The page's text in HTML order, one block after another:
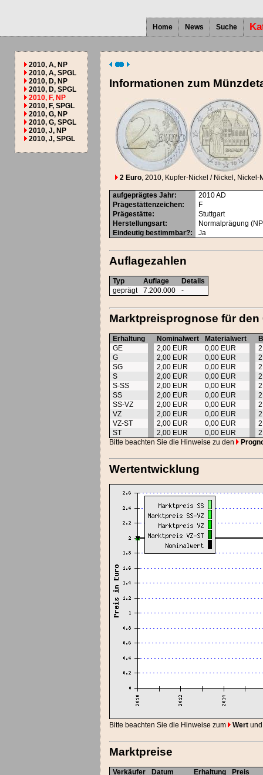
Home News Suche
2010, A, NP
2010, A, SPGL
2010, D, NP
2010, D, SPGL
2010, F, NP
2010, F, SPGL
2010, G, NP
2010, G, SPGL
2010, J, NP
2010, J, SPGL
Informationen zum
2 Euro, 2010, Kupfer-Nickel / Nickel, Nickel-
aufgeprägtes Jahr: 2010AD
Prägestättenzeichen:
F
Prägestätte:
Stuttgart
Herstellungsart:
Normalprägung
Eindeutig bestimmbar?: Ja
Auflagezahlen
Typ Auflage
Details
geprägt
7.200.000 -
Marktpreisprognose für den
Erhaltung Nominalwert Materialwert
GE
2,00 EUR 0,00 EUR
G
2,00 EUR 0,00 EUR
SG
2,00 EUR 0,00 EUR
S
2,00 EUR 0,00 EUR
S-SS
2,00 EUR 0,00 EUR
SS
2,00 EUR 0,00 EUR
SS-VZ
2,00 EUR 0,00 EUR
VZ
2,00 EUR 0,00 EUR
VZ-ST
2,00 EUR 0,00 EUR
ST
2,00 EUR 0,00 EUR
Bitte beachten Sie die Hinweise zu den
Wertentwicklung
Bitte beachten Sie die Hinweise zum Wert
Marktpreise
Verkäufer Datum Erhaltung
Preis